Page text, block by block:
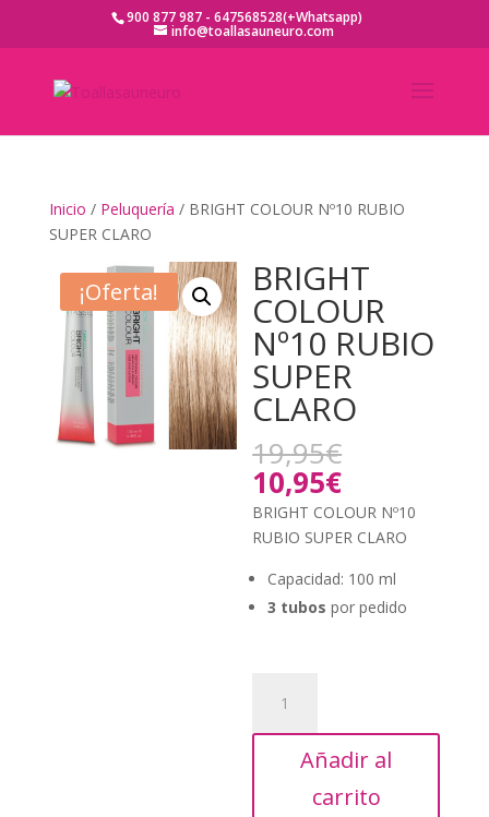
900 877 987 - 647568528(+Whatsapp)
info@toallasauneuro.com
Inicio / Peluquería / BRIGHT COLOUR Nº10 RUBIO
SUPER CLARO
¡Oferta! BRIGHT
COLOUR
Nº10 RUBIO
SUPER
CLARO
19,95€
original
era:
19,95€.
10,95€El
precio
actual
es:
10,95€.
BRIGHT COLOUR Nº10
RUBIO SUPER CLARO
Capacidad: 100 ml
3 tubos por pedido
COLOUR
Nº10
Añadir al
carrito